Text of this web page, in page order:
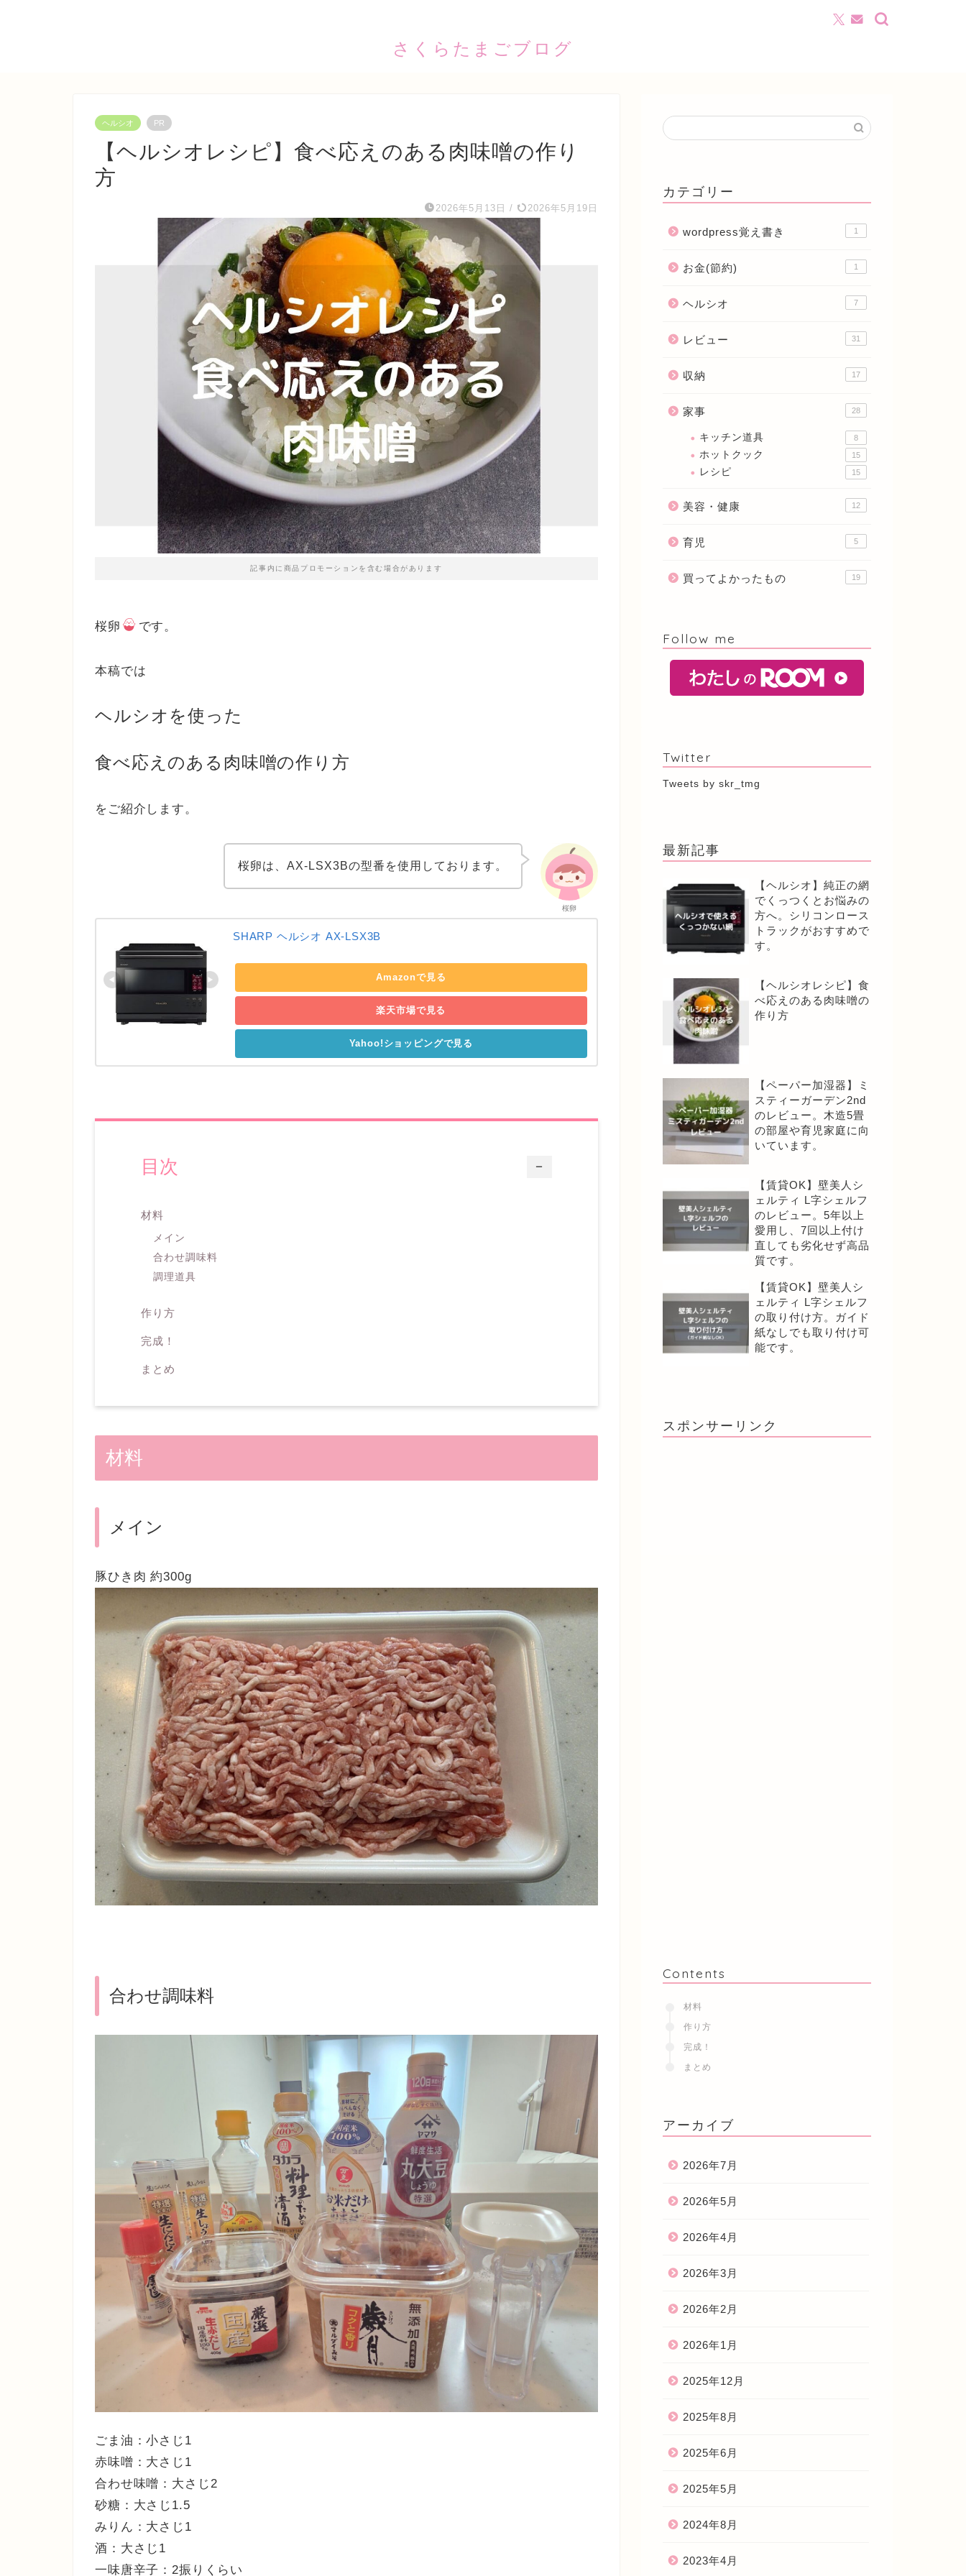
さくらたまごブログ
ヘルシオ PR
【ヘルシオレシピ】食べ応えのある肉味噌の作り
方
2026年5月13日 / 2026年5月19日
記事内に商品プロモーションを含む場合があります
桜卵 です。
本稿では
ヘルシオを使った
食べ応えのある肉味噌の作り方
をご紹介します。
桜卵
桜卵は、AX‐LSX3Bの型番を使用しております。
SHARP ヘルシオ AX-LSX3B
Amazonで見る
楽天市場で見る
Yahoo!ショッピングで見る
ー
目次
材料
メイン
​合わせ調味料
調理道具
作り方
完成！
まとめ
材料
メイン
​豚ひき肉 約300g
​合わせ調味料
ごま油：小さじ1
​赤味噌：大さじ1
合わせ味噌：大さじ2
​砂糖：大さじ1.5
​みりん：大さじ1
​酒：大さじ1
一味唐辛子：2振りくらい
カテゴリー
wordpress覚え書き 1
お金(節約) 1
ヘルシオ 7
レビュー 31
収納 17
家事 28
キッチン道具 8
ホットクック 15
レシピ 15
美容・健康 12
育児 5
買ってよかったもの 19
Follow me
Twitter
Tweets by skr_tmg
最新記事
【ヘルシオ】純正の網
でくっつくとお悩みの
方へ。シリコンロース
トラックがおすすめで
す。
【ヘルシオレシピ】食
べ応えのある肉味噌の
作り方
【ペーパー加湿器】ミ
スティーガーデン2nd
のレビュー。木造5畳
の部屋や育児家庭に向
いています。
【賃貸OK】壁美人シ
ェルティ L字シェルフ
のレビュー。5年以上
愛用し、7回以上付け
直しても劣化せず高品
質です。
【賃貸OK】壁美人シ
ェルティ L字シェルフ
の取り付け方。ガイド
紙なしでも取り付け可
能です。
スポンサーリンク
Contents
材料
作り方
完成！
まとめ
アーカイブ
2026年7月
2026年5月
2026年4月
2026年3月
2026年2月
2026年1月
2025年12月
2025年8月
2025年6月
2025年5月
2024年8月
2023年4月